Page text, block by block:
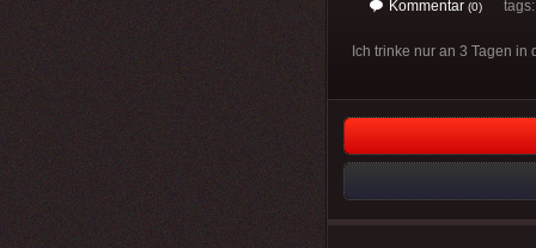
Kommentar (0)
Ich trinke nur an 3 Tagen